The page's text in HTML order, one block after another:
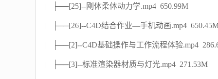
| ├──[25]--刚体柔体动力学.mp4 650.99M
| ├──[26]--C4D结合作业—手机动画.mp4
| ├──[2]--C4D基础操作与工作流程体验.mp4
| ├──[3]--标准渲染器材质与灯光.mp4 271.53M